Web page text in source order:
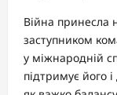
Війна принесла
заступником
у міжнародній
підтримує його